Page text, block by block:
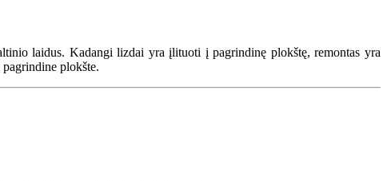
laidus. Kadangi lizdai yra įlituoti į pagrindinę plokštę, remontas yra
plokšte.